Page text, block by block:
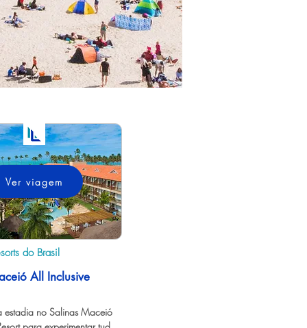
Ver viagem
do Brasil
All Inclusive
estadia no Salinas Maceió